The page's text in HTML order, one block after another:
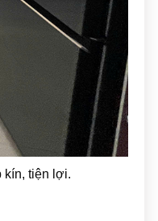
kín, tiện lợi.